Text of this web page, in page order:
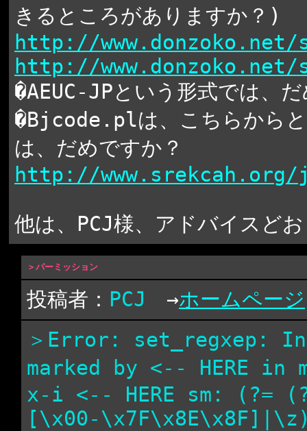
きるところがありますか？)
http://
http://
�AEUC-JPという形式では、
�Bjcode.plは、こちらから
は、だめですか？
http://
他は、PCJ様、アドバイスど
＞パーミッション
投稿者： PCJ →ホームページ
＞Error: set_regxep:
marked by <-- HERE
x-i <-- HERE sm: (?=
[\x00-